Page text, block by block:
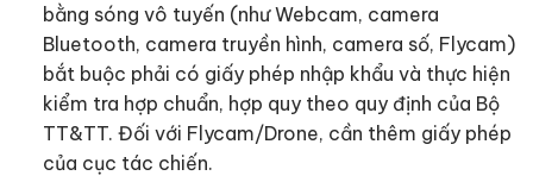
bằng sóng vô tuyến (như Webcam, camera
Bluetooth, camera truyền hình, camera số, Flycam)
bắt buộc phải có giấy phép nhập khẩu và thực hiện
kiểm tra hợp chuẩn, hợp quy theo quy định của Bộ
TT&TT. Đối với Flycam/Drone, cần thêm giấy phép
của cục tác chiến.